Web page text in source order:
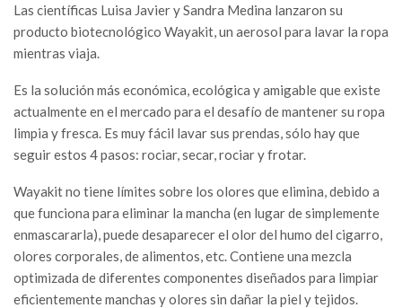
Las científicas Luisa Javier y Sandra Medina lanzaron su
producto biotecnológico Wayakit, un aerosol para lavar la ropa
mientras viaja.
Es la solución más económica, ecológica y amigable que existe
actualmente en el mercado para el desafío de mantener su ropa
limpia y fresca. Es muy fácil lavar sus prendas, sólo hay que
seguir estos 4 pasos: rociar, secar, rociar y frotar.
Wayakit no tiene límites sobre los olores que elimina, debido a
que funciona para eliminar la mancha (en lugar de simplemente
enmascararla), puede desaparecer el olor del humo del cigarro,
olores corporales, de alimentos, etc. Contiene una mezcla
optimizada de diferentes componentes diseñados para limpiar
eficientemente manchas y olores sin dañar la piel y tejidos.